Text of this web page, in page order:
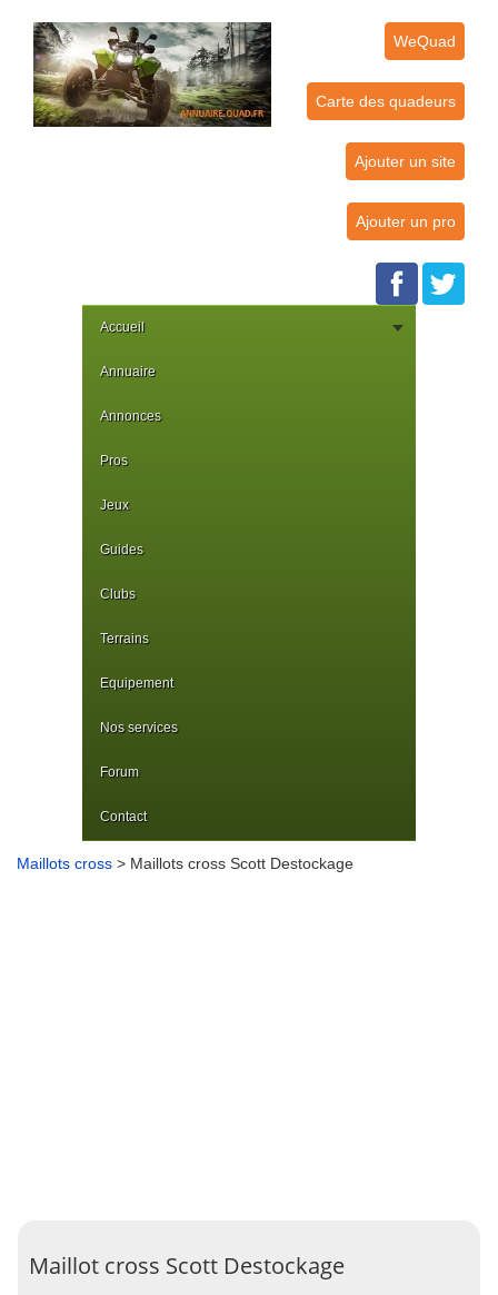
WeQuad
Carte des quadeurs
Ajouter un site
Ajouter un pro
Accueil
Annuaire
Annonces
Pros
Jeux
Guides
Clubs
Terrains
Equipement
Nos services
Forum
Contact
Maillots cross > Maillots cross Scott Destockage
Maillot cross Scott Destockage